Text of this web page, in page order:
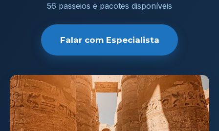
56 passeios e pacotes disponíveis
Falar com Especialista